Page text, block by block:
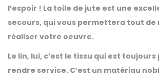
l’espoir ! La toile de jute est une
secours, qui vous permettera tout de
réaliser votre oeuvre.
Le lin, lui, c’est le tissu qui est
rendre service. C’est un matériau